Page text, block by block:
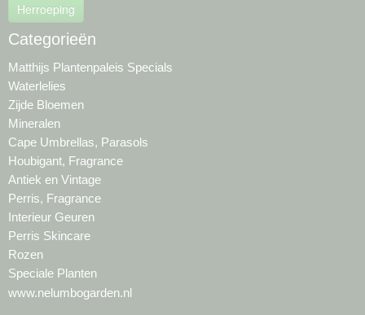
Herroeping
Categorieën
Matthijs Plantenpaleis Specials
Waterlelies
Zijde Bloemen
Mineralen
Cape Umbrellas, Parasols
Houbigant, Fragrance
Antiek en Vintage
Perris, Fragrance
Interieur Geuren
Perris Skincare
Rozen
Speciale Planten
www.nelumbogarden.nl